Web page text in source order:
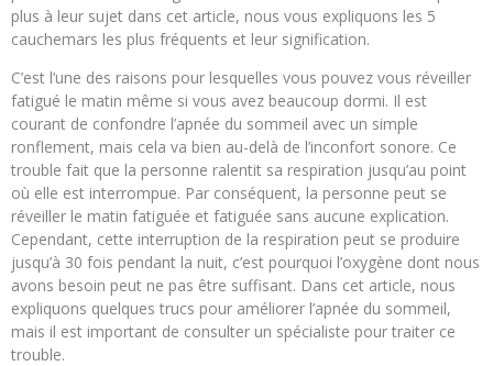
plus à leur sujet dans cet article, nous vous expliquons les 5
cauchemars les plus fréquents et leur signification.
C’est l’une des raisons pour lesquelles vous pouvez vous réveiller
fatigué le matin même si vous avez beaucoup dormi. Il est
courant de confondre l’apnée du sommeil avec un simple
ronflement, mais cela va bien au-delà de l’inconfort sonore. Ce
trouble fait que la personne ralentit sa respiration jusqu’au point
où elle est interrompue. Par conséquent, la personne peut se
réveiller le matin fatiguée et fatiguée sans aucune explication.
Cependant, cette interruption de la respiration peut se produire
jusqu’à 30 fois pendant la nuit, c’est pourquoi l’oxygène dont nous
avons besoin peut ne pas être suffisant. Dans cet article, nous
expliquons quelques trucs pour améliorer l’apnée du sommeil,
mais il est important de consulter un spécialiste pour traiter ce
trouble.